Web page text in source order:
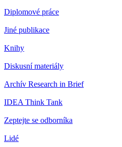
Diplomové práce
Jiné publikace
Knihy
Diskusní materiály
Archív Research in Brief
IDEA Think Tank
Zeptejte se odborníka
Lidé